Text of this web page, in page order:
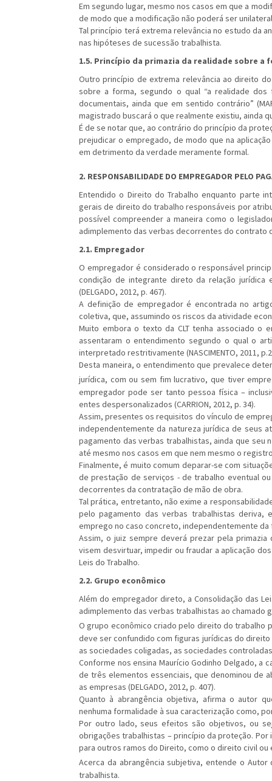
Em segundo lugar, mesmo nos casos em que a
de modo que a modificação não poderá ser
Tal princípio terá extrema relevância no estudo da
nas hipóteses de sucessão trabalhista.
1.5. Princípio da primazia da realidade sobre a
Outro princípio de extrema relevância ao direito
sobre a forma, segundo o qual “a realidade
documentais, ainda que em sentido contrário”
magistrado buscará o que realmente existiu, ainda
É de se notar que, ao contrário do princípio da
prejudicar o empregado, de modo que na
em detrimento da verdade meramente formal.
2. RESPONSABILIDADE DO EMPREGADOR PELO
Entendido o Direito do Trabalho enquanto parte
gerais de direito do trabalho responsáveis por
possível compreender a maneira como o
adimplemento das verbas decorrentes do contrato
2.1. Empregador
O empregador é considerado o responsável
condição de integrante direto da relação
(DELGADO, 2012, p. 467).
A definição de empregador é encontrada no
coletiva, que, assumindo os riscos da atividade
Muito embora o texto da CLT tenha associado o
assentaram o entendimento segundo o qual o
interpretado restritivamente (NASCIMENTO, 2011,
Desta maneira, o entendimento que prevalece
jurídica, com ou sem fim lucrativo, que tiver
empregador pode ser tanto pessoa física –
entes despersonalizados (CARRION, 2012, p. 34).
Assim, presentes os requisitos do vínculo de
independentemente da natureza jurídica de seus
pagamento das verbas trabalhistas, ainda que
até mesmo nos casos em que nem mesmo o
Finalmente, é muito comum deparar-se com
de prestação de serviços - de trabalho eventual
decorrentes da contratação de mão de obra.
Tal prática, entretanto, não exime a
pelo pagamento das verbas trabalhistas deriva,
emprego no caso concreto, independentemente da
Assim, o juiz sempre deverá prezar pela
visem desvirtuar, impedir ou fraudar a aplicação
Leis do Trabalho.
2.2. Grupo econômico
Além do empregador direto, a Consolidação das
adimplemento das verbas trabalhistas ao chamado
O grupo econômico criado pelo direito do trabalho
deve ser confundido com figuras jurídicas do
as sociedades coligadas, as sociedades
Conforme nos ensina Maurício Godinho Delgado,
de três elementos essenciais, que denominou de
as empresas (DELGADO, 2012, p. 407).
Quanto à abrangência objetiva, afirma o autor
nenhuma formalidade à sua caracterização como,
Por outro lado, seus efeitos são objetivos, ou
obrigações trabalhistas – princípio da proteção.
para outros ramos do Direito, como o direito civil ou
Acerca da abrangência subjetiva, entende o Autor
trabalhista.